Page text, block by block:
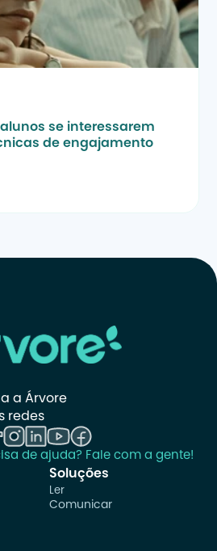
se interessarem
de engajamento
a Árvore
redes
de ajuda? Fale com a gente!
Soluções
Ler
Comunicar